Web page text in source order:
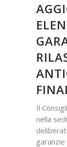
Il
nella